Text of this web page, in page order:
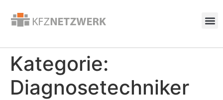
Kategorie:
Diagnosetechniker